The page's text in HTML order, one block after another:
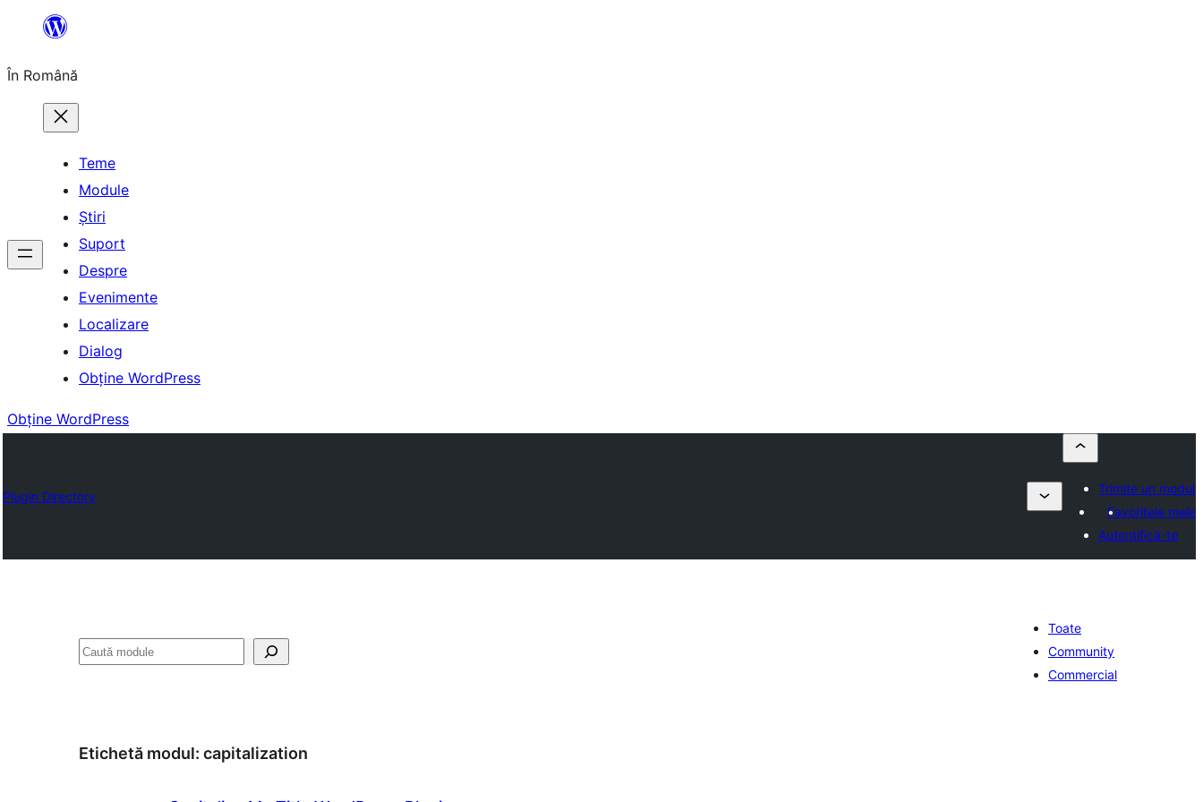
conținut
În Română
Teme
Module
Știri
Suport
Despre
Evenimente
Localizare
Dialog
Obține WordPress
Obține WordPress
Plugin Directory
Trimite un modul
Favoritele mele
Autentifică-te
Caută
Toate
Community
Commercial
Etichetă modul: capitalization